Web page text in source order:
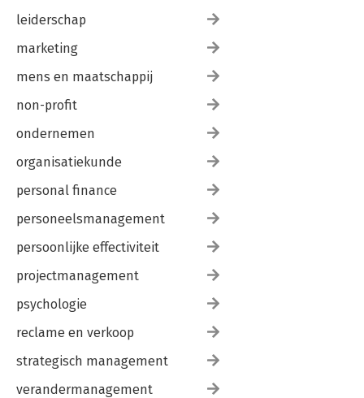
leiderschap
marketing
mens en maatschappij
non-profit
ondernemen
organisatiekunde
personal finance
personeelsmanagement
persoonlijke effectiviteit
projectmanagement
psychologie
reclame en verkoop
strategisch management
verandermanagement